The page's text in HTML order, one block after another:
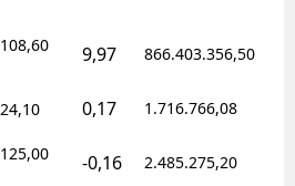
108,60 9,97 866.403.356,50
24,10 0,17 1.716.766,08
125,00 -0,16 2.485.275,20